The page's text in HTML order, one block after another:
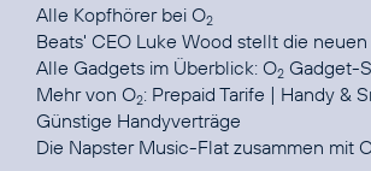
Alle Kopfhörer bei O2
Beats' CEO Luke Wood stellt die
Alle Gadgets im Überblick: O2 Gadget-
Mehr von O2: Prepaid Tarife | Handy &
Günstige Handyverträge
Die Napster Music-Flat zusammen mit